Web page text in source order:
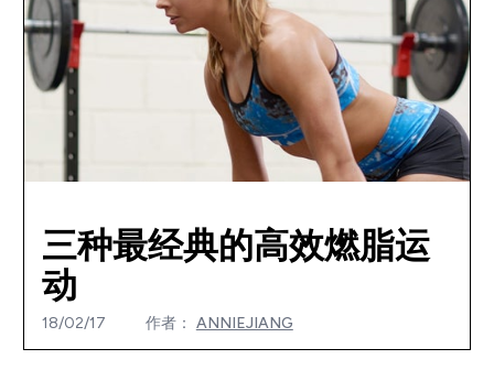
三种最经典的高效燃脂运
动
18/02/17 作者： ANNIEJIANG